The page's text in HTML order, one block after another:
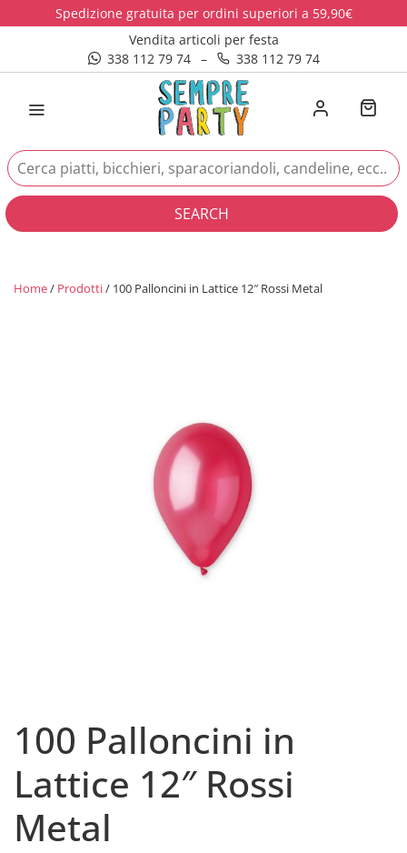
Spedizione gratuita per ordini superiori a 59,90€
Vendita articoli per festa
338 112 79 74
– 338 112 79 74
SEARCH
Home/ Prodotti/ 100 Palloncini in Lattice 12″ Rossi Metal
100 Palloncini in
Lattice 12″ Rossi
Metal